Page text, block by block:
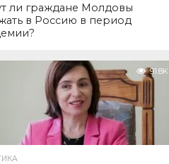
ли граждане Молдовы
в Россию в период
91.8K